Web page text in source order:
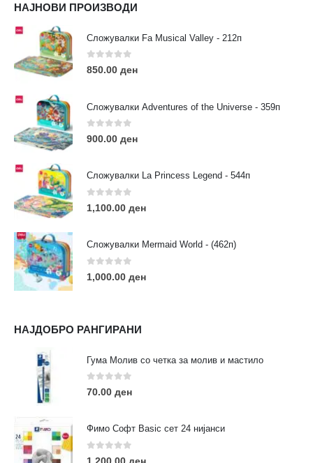
НАЈНОВИ ПРОИЗВОДИ
Сложувалки Fa Musical Valley - 212п
0out of 5
850.00 ден
Сложувалки Adventures of the Universe - 359п
0out of 5
900.00 ден
Сложувалки La Princess Legend - 544п
0 out of 5
1,100.00 ден
Сложувалки Mermaid World - (462п)
0 out of 5
1,000.00 ден
НАЈДОБРО РАНГИРАНИ
Гума Молив со четка за молив и мастило
0out of 5
70.00 ден
Фимо Софт Basic сет 24 нијанси
0 out of 5
АДРЕСА:
ул. 3та Македонска Бригада бр.46
ТЕЛЕФОН:
0038977640534
contact@moehobi.mk
РАБОТНО ВРЕМЕ:
Пон - Саб / 09:00 - 21:00
ЛИНКОВИ
Услови за користење
Големопродажба
Кариера
За нас
Нашите локации
ПОПУЛАРНИ ТАГОВИ
eurodanvest FIMO Креативни Сетови
markers
rapitografi sketch staedtler